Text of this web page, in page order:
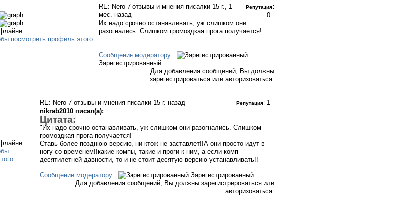
RE: Nero 7 отзывы и мнения писалки 15 г., 1
мес. назад
Репутация:
0
Их надо срочно останавливать, уж слишком они
разогнались. Слишком громоздкая прога получается!
Сообщение модератору
Зарегистрированный
Для добавления сообщений, Вы должны
зарегистрироваться или авторизоваться.
RE: Nero 7 отзывы и мнения писалки 15 г. назад Репутация: 1
nikrab2010 писал(а):
Цитата:
"Их надо срочно останавливать, уж слишком они разогнались. Слишком
громоздкая прога получается!"
Ставь более позднюю версию, ни ктож не заставлет!!А они просто идут в
ногу со временем!!какие компы, такие и проги к ним, а если комп
десятилетней давности, то и не стоит десятую версию устанавливать!!
Сообщение модератору
Зарегистрированный
Для добавления сообщений, Вы должны зарегистрироваться или
авторизоваться.